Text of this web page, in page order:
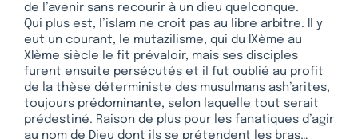
de l’avenir sans recourir à un dieu quelconque.
Qui plus est, l’islam ne croit pas au libre arbitre. Il y
eut un courant, le mutazilisme, qui du IXème au
XIème siècle le fit prévaloir, mais ses disciples
furent ensuite persécutés et il fut oublié au profit
de la thèse déterministe des musulmans ash’arites,
toujours prédominante, selon laquelle tout serait
prédestiné. Raison de plus pour les fanatiques d’agir
au nom de Dieu dont ils se prétendent les bras…